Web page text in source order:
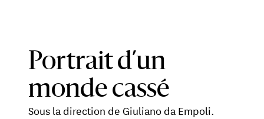
Portrait d’un
monde cassé
Sous la direction de Giuliano da Empoli.